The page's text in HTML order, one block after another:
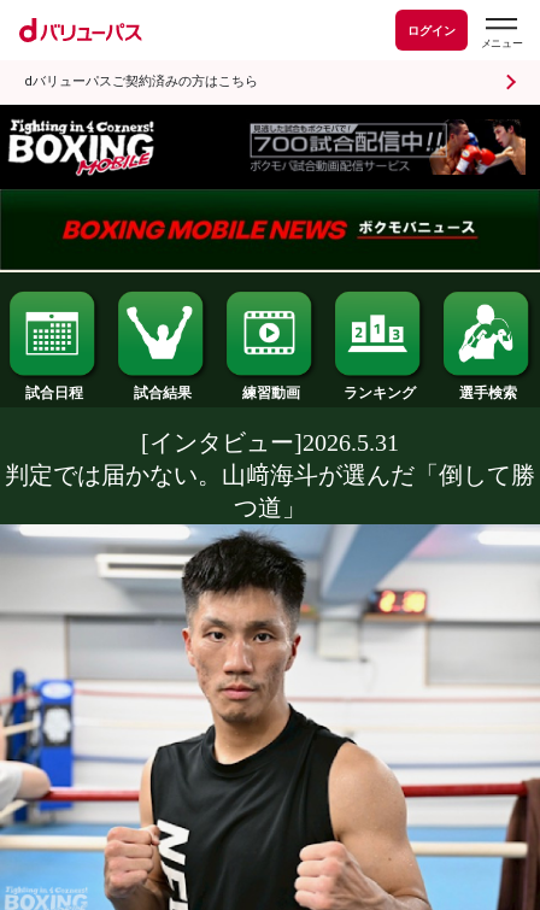
ログイン
dバリューパスご契約済みの方はこちら
試合日程 試合結果 練習動画 ランキング
[インタビュー]2026.5.31
判定では届かない。山﨑海斗が選んだ「
つ道」